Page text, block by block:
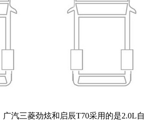
广汽三菱劲炫和启辰T70采用的是2.0L自